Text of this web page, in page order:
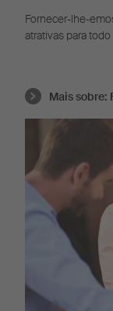
Fornecer-lhe-
atrativas para
Mais sobre: